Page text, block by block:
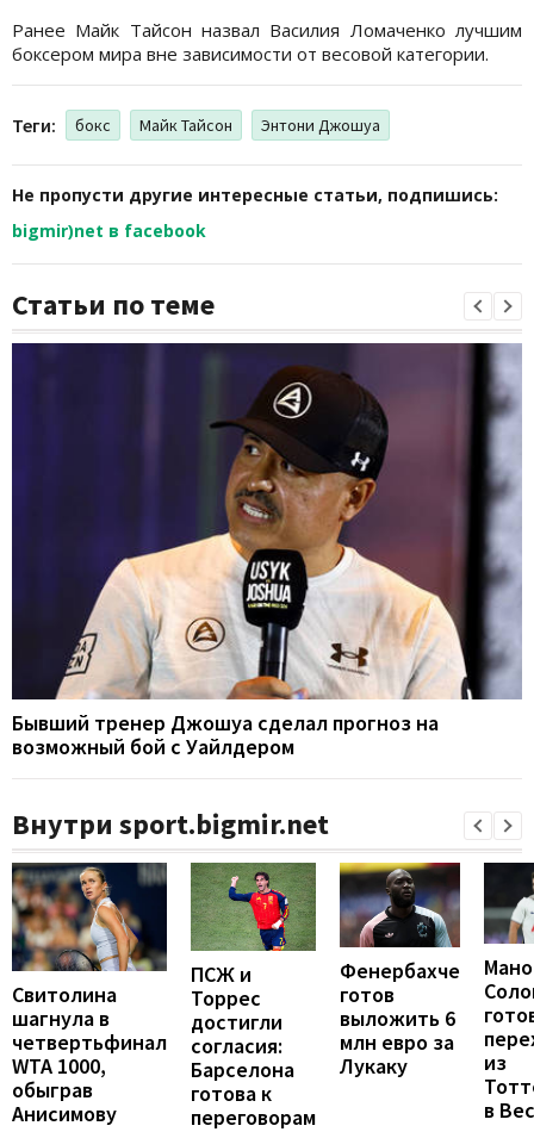
Ранее Майк Тайсон назвал Василия Ломаченко лучшим
боксером мира вне зависимости от весовой категории.
Теги: бокс Майк Тайсон Энтони Джошуа
Не пропусти другие интересные статьи, подпишись:
bigmir)net в facebook
Статьи по теме
Бывший тренер Джошуа сделал прогноз на
возможный бой с Уайлдером
Внутри sport.bigmir.net
Свитолина
шагнула в
четвертьфинал
WTA 1000,
обыграв
Анисимову
ПСЖ и
Торрес
достигли
согласия:
Барселона
готова к
переговорам
Фенербахче
готов
выложить 6
млн евро за
Лукаку
из
в